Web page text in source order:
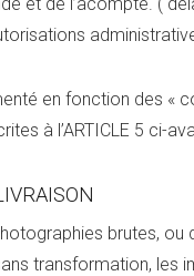
en fonction des «
à l’ARTICLE 5 ci-
brutes, ou
transformation, les